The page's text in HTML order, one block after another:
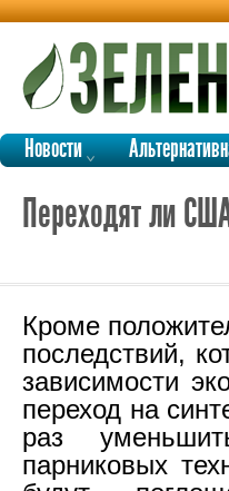
Новости
Переходят ли
Кроме
последствий,
зависимости
переход на
раз
парниковых